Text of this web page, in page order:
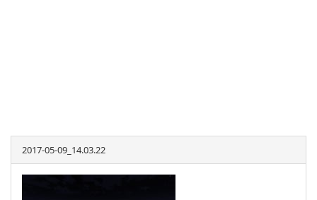
2017-05-09_14.03.22